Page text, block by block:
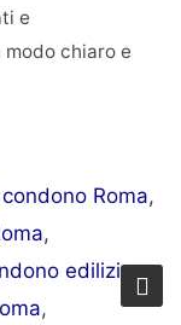
e
chiaro e
Roma,
,
edilizio
,